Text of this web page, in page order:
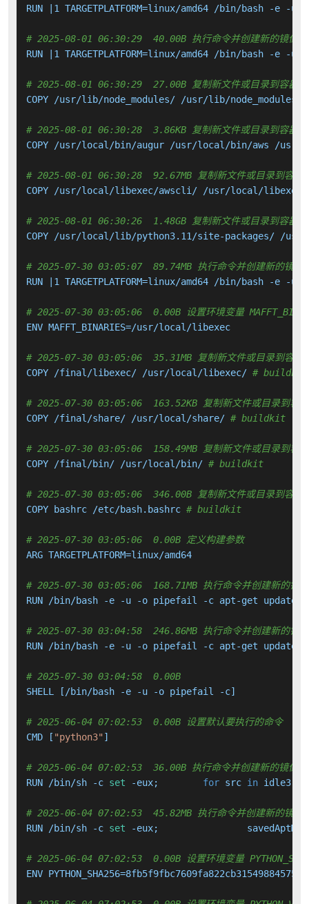
RUN |1 TARGETPLATFORM=linux/amd64 /bin/
# 2025-08-01 06:30:29  40.00B 执行命令并创建新的镜像层
RUN |1 TARGETPLATFORM=linux/amd64 /bin/bash -
# 2025-08-01 06:30:29  27.00B 复制新文件或目录到容器中
COPY /usr/lib/node_modules/ /usr/lib/node_modules/
# 2025-08-01 06:30:28  3.86KB 复制新文件或目录到容器中
COPY /usr/local/bin/augur /usr/local/bin/aws /
# 2025-08-01 06:30:28  92.67MB 复制新文件或目录到容器
COPY /usr/local/libexec/awscli/ /usr/local/
# 2025-08-01 06:30:26  1.48GB 复制新文件或目录到容器中
COPY /usr/local/lib/python3.11/site-packages/ /
# 2025-07-30 03:05:07  89.74MB 执行命令并创建新的镜像
RUN |1 TARGETPLATFORM=linux/amd64 /bin/bash -
# 2025-07-30 03:05:06  0.00B 设置环境变量
ENV MAFFT_BINARIES=/usr/local/libexec
# 2025-07-30 03:05:06  35.31MB 复制新文件或目录到容器
COPY /final/libexec/ /usr/local/libexec/ # buildkit
# 2025-07-30 03:05:06  163.52KB 复制新文件或目录到容
COPY /final/share/ /usr/local/share/ # buildkit
# 2025-07-30 03:05:06  158.49MB 复制新文件或目录到容
COPY /final/bin/ /usr/local/bin/ # buildkit
# 2025-07-30 03:05:06  346.00B 复制新文件或目录到容器
COPY bashrc /etc/bash.bashrc # buildkit
# 2025-07-30 03:05:06  0.00B 定义构建参数
ARG TARGETPLATFORM=linux/amd64
# 2025-07-30 03:05:06  168.71MB 执行命令并创建新的镜
RUN /bin/bash -e -u -o pipefail -c apt-get update
# 2025-07-30 03:04:58  246.86MB 执行命令并创建新的镜
RUN /bin/bash -e -u -o pipefail -c apt-get
# 2025-07-30 03:04:58  0.00B
SHELL [/bin/bash -e -u -o pipefail -c]
# 2025-06-04 07:02:53  0.00B 设置默认要执行的命令
CMD [ "python3" ]
# 2025-06-04 07:02:53  36.00B 执行命令并创建新的镜像层
RUN /bin/sh -c set for src in idle3
# 2025-06-04 07:02:53  45.82MB 执行命令并创建新的镜像
RUN /bin/sh -c set -eux;
# 2025-06-04 07:02:53  0.00B 设置环境变量
ENV